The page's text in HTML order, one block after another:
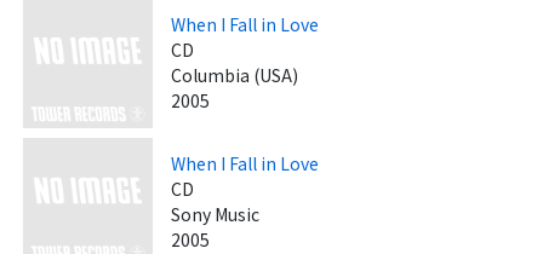
When I Fall in Love
CD
Columbia (USA)
2005
When I Fall in Love
CD
Sony Music
2005